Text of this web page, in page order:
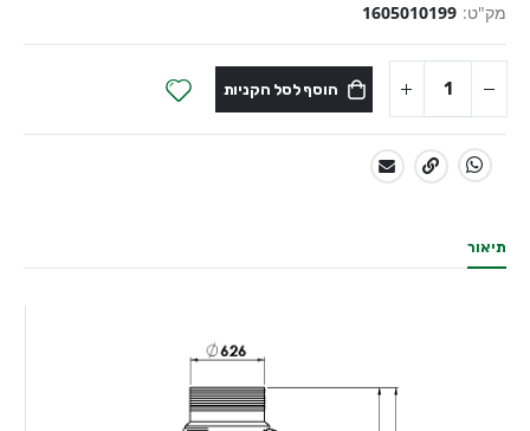
מק"ט: 1605010199
הוסף לסל הקניות
שתף:
תיאור